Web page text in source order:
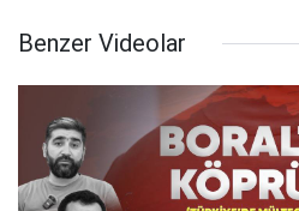
Benzer Videolar